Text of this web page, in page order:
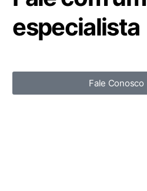
especialista
Fale Conosco